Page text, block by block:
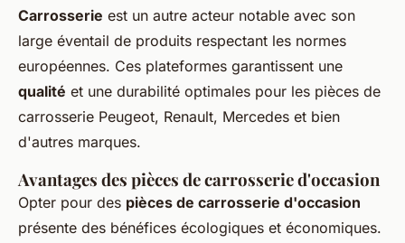
Carrosserie est un autre acteur notable avec son
large éventail de produits respectant les normes
européennes. Ces plateformes garantissent une
qualité et une durabilité optimales pour les pièces de
carrosserie Peugeot, Renault, Mercedes et bien
d'autres marques.
Avantages des pièces de carrosserie d'occasion
Opter pour des pièces de carrosserie d'occasion
présente des bénéfices écologiques et économiques.